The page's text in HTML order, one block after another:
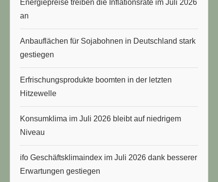
Energiepreise treiben die Inflationsrate im Juli 2026
an
Anbauflächen für Sojabohnen in Deutschland stark
gestiegen
Erfrischungsprodukte boomten in der letzten
Hitzewelle
Konsumklima im Juli 2026 bleibt auf niedrigem
Niveau
ifo Geschäftsklimaindex im Juli 2026 dank besserer
Erwartungen gestiegen